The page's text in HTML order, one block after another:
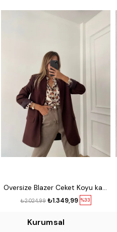
Oversize Blazer Ceket Koyu kahve
%33
₺1.349,99
₺2.024,99
Kurumsal